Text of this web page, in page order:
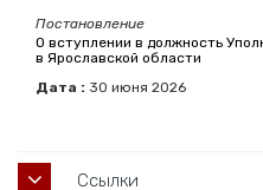
Постановление
О вступлении в должность
в Ярославской области
Дата : 30 июня 2026
Ссылки